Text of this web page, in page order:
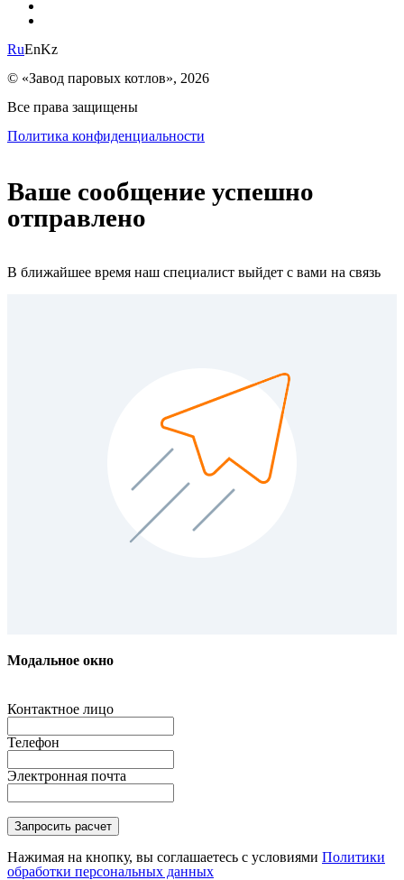
RuEnKz
© «Завод паровых котлов», 2026
Все права защищены
Политика конфиденциальности
Ваше сообщение успешно
отправлено
В ближайшее время наш специалист выйдет с вами на связь
Модальное окно
Контактное лицо
Телефон
Электронная почта
Нажимая на кнопку, вы соглашаетесь с условиями Политики
обработки персональных данных